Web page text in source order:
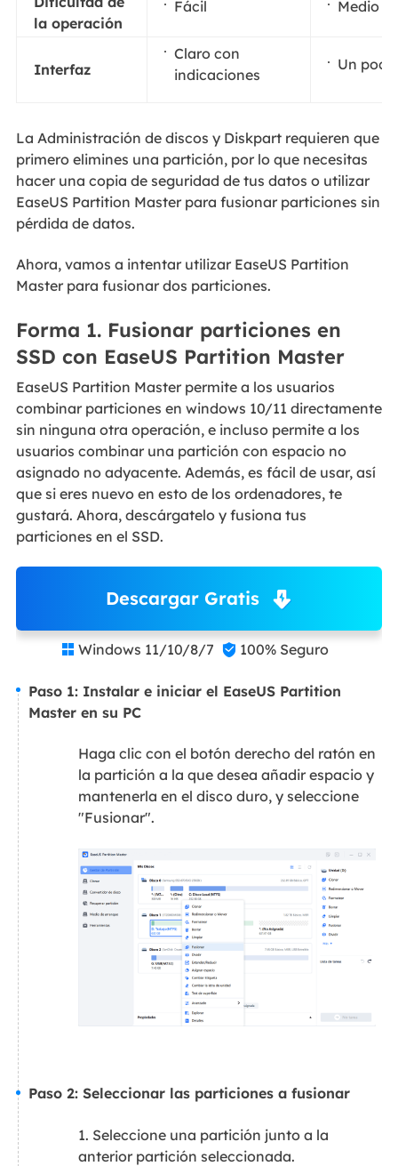
la operación
Fácil Medio
Interfaz
Claro con
indicaciones
Un
La Administración de discos y Diskpart requieren que
primero elimines una partición, por lo que necesitas
hacer una copia de seguridad de tus datos o utilizar
EaseUS Partition Master para fusionar particiones sin
pérdida de datos.
Ahora, vamos a intentar utilizar EaseUS Partition
Master para fusionar dos particiones.
Forma 1. Fusionar particiones en
SSD con EaseUS Partition Master
EaseUS Partition Master permite a los usuarios
combinar particiones en windows 10/11 directamente
sin ninguna otra operación, e incluso permite a los
usuarios combinar una partición con espacio no
asignado no adyacente. Además, es fácil de usar, así
que si eres nuevo en esto de los ordenadores, te
gustará. Ahora, descárgatelo y fusiona tus
particiones en el SSD.
Descargar Gratis
 Windows 11/10/8/7  100% Seguro
Paso 1: Instalar e iniciar el EaseUS Partition
Master en su PC
Haga clic con el botón derecho del ratón en
la partición a la que desea añadir espacio y
mantenerla en el disco duro, y seleccione
"Fusionar".
Paso 2: Seleccionar las particiones a fusionar
1. Seleccione una partición junto a la
anterior partición seleccionada.